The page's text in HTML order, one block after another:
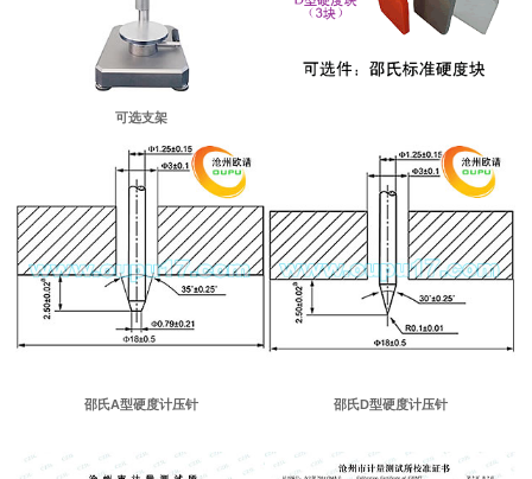
可选支架
邵氏A型硬度计压针 邵氏D型硬度计压针